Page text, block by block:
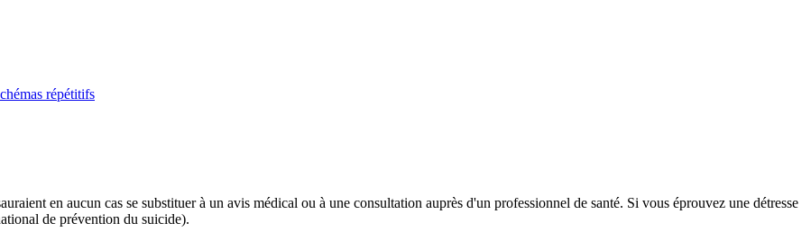
répétitifs
en aucun cas se substituer à un avis médical ou à une consultation auprès d'un professionnel de santé. Si vous éprouvez une détresse
de prévention du suicide).